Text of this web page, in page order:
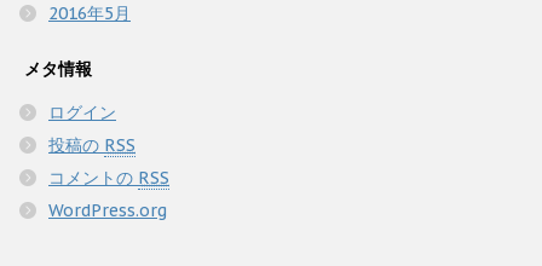
2016年5月
メタ情報
ログイン
投稿の RSS
コメントの RSS
WordPress.org